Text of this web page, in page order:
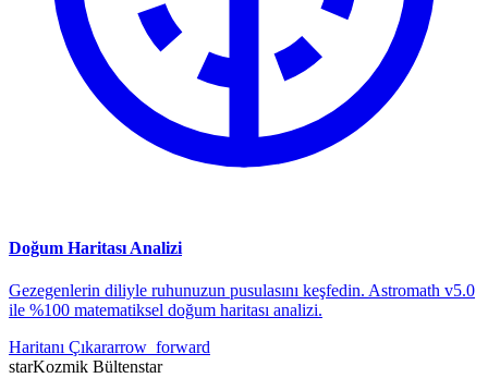
Doğum Haritası Analizi
Gezegenlerin diliyle ruhunuzun pusulasını keşfedin. Astromath v5.0
ile %100 matematiksel doğum haritası analizi.
Haritanı Çıkararrow_forward
starKozmik Bültenstar